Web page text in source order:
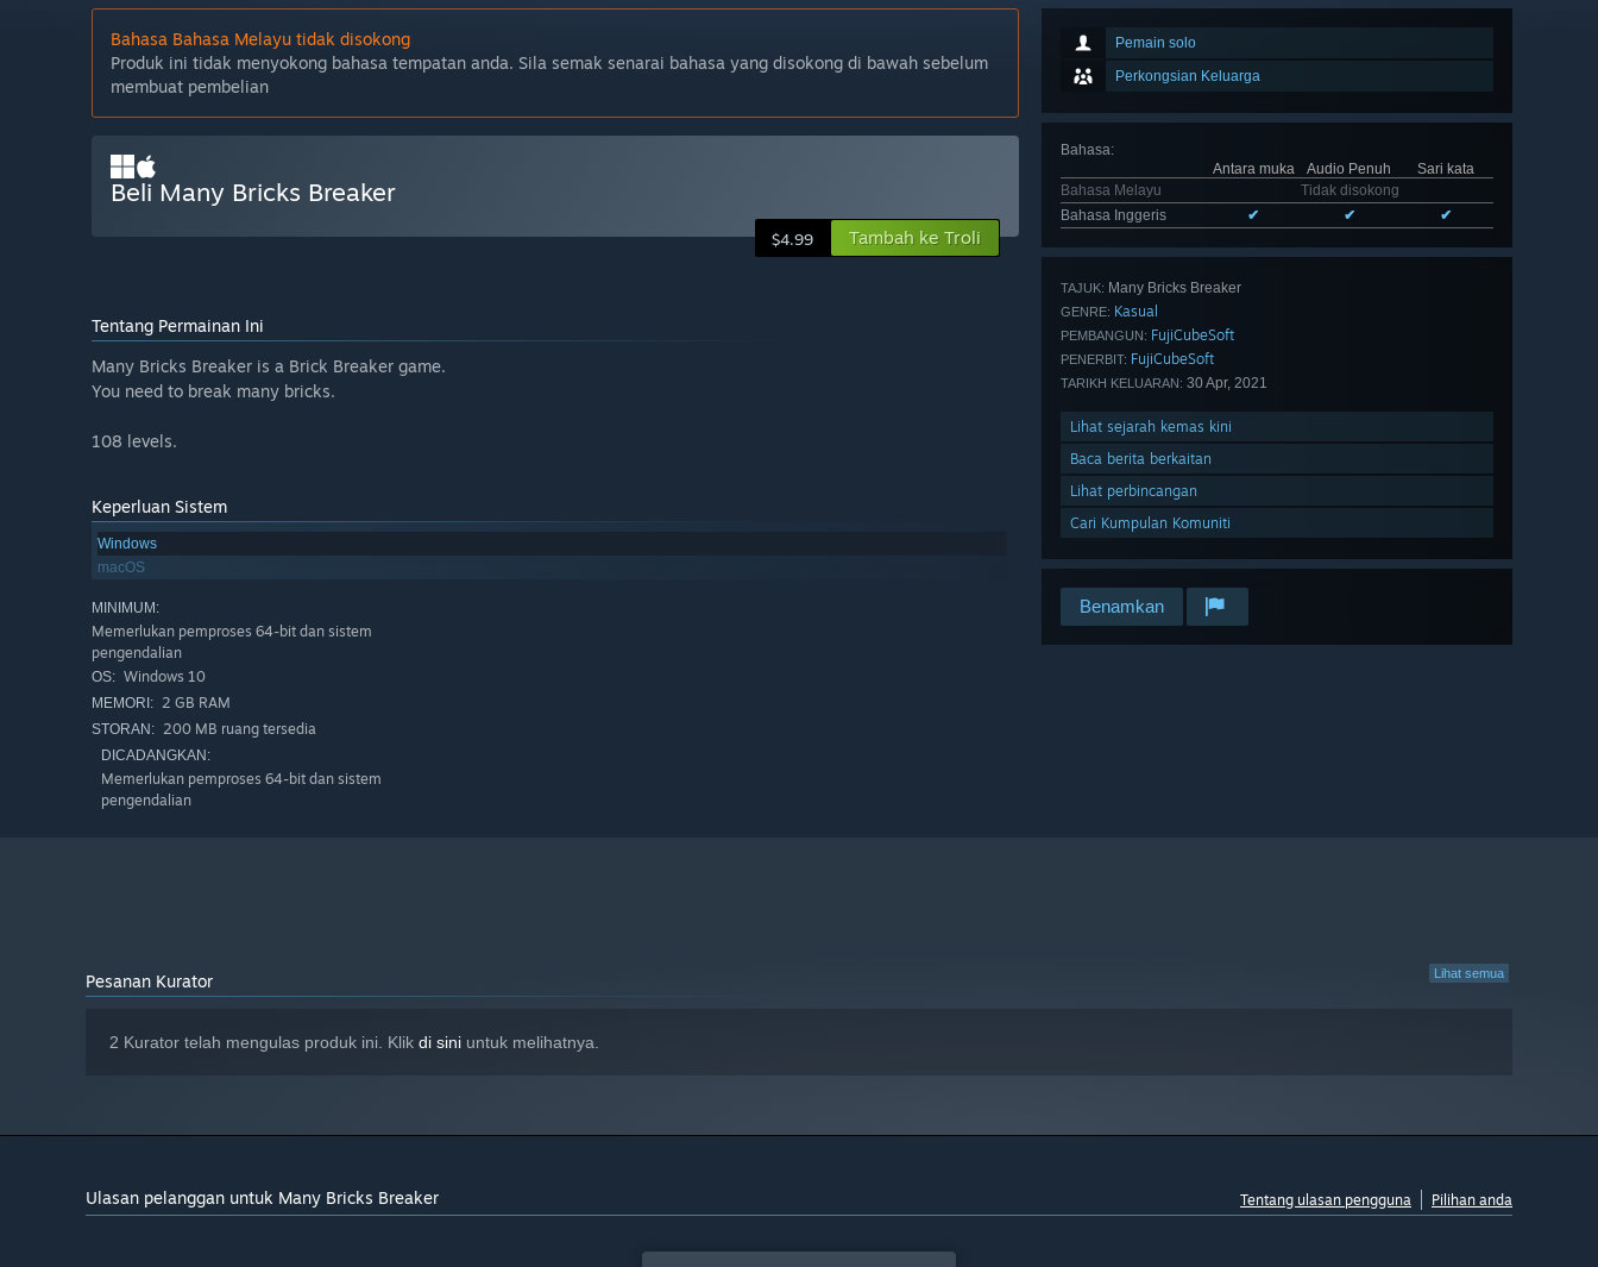
Pemain solo
Perkongsian Keluarga
Bahasa:
Antara muka
Audio Penuh
Sari kata
Bahasa Melayu
Tidak disokong
Bahasa Inggeris
✔ ✔ ✔
TAJUK: Many Bricks Breaker
GENRE: Kasual
PEMBANGUN: FujiCubeSoft
PENERBIT: FujiCubeSoft
TARIKH KELUARAN: 30 Apr, 2021
Lihat sejarah kemas kini
Baca berita berkaitan
Lihat perbincangan
Cari Kumpulan Komuniti
Benamkan
Bahasa Bahasa Melayu tidak disokong
Produk ini tidak menyokong bahasa tempatan anda. Sila semak senarai bahasa yang disokong di bawah sebelum
membuat pembelian
Beli Many Bricks Breaker
$4.99 Tambah ke Troli
Tentang Permainan Ini
Many Bricks Breaker is a Brick Breaker game.
You need to break many bricks.
108 levels.
Keperluan Sistem
Windows
macOS
MINIMUM:
Memerlukan pemproses 64-bit dan sistem
pengendalian
OS: Windows 10
MEMORI: 2 GB RAM
STORAN: 200 MB ruang tersedia
DICADANGKAN:
Memerlukan pemproses 64-bit dan sistem
pengendalian
Lihat semua
Pesanan Kurator
2 Kurator telah mengulas produk ini. Klik di sini untuk melihatnya.
Ulasan pelanggan untuk Many Bricks Breaker Tentang ulasan pengguna Pilihan anda